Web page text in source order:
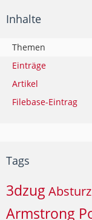
Inhalte
Themen
Einträge
Artikel
Filebase-Eintrag
Tags
3dzug Absturz
Armstrong